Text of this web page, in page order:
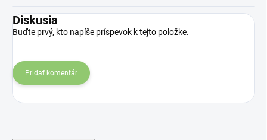
Diskusia
Buďte prvý, kto napíše príspevok k tejto položke.
Pridať komentár